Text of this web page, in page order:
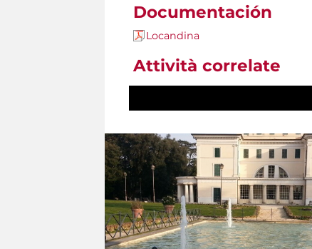
Documentación
Locandina
Attività correlate